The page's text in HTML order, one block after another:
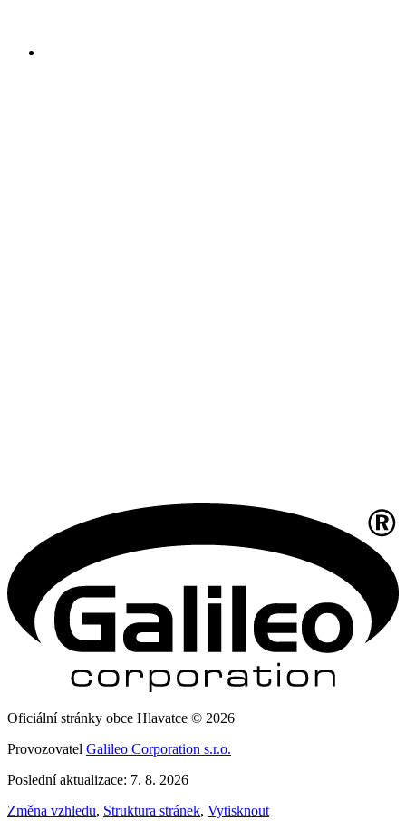
Oficiální stránky obce Hlavatce © 2026
Provozovatel Galileo Corporation s.r.o.
Poslední aktualizace: 7. 8. 2026
Změna vzhledu, Struktura stránek, Vytisknout